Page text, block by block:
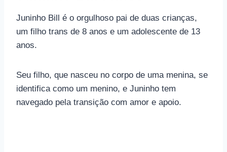
Juninho Bill é o orgulhoso pai de duas crianças,
um filho trans de 8 anos e um adolescente de 13
anos.
Seu filho, que nasceu no corpo de uma menina, se
identifica como um menino, e Juninho tem
navegado pela transição com amor e apoio.